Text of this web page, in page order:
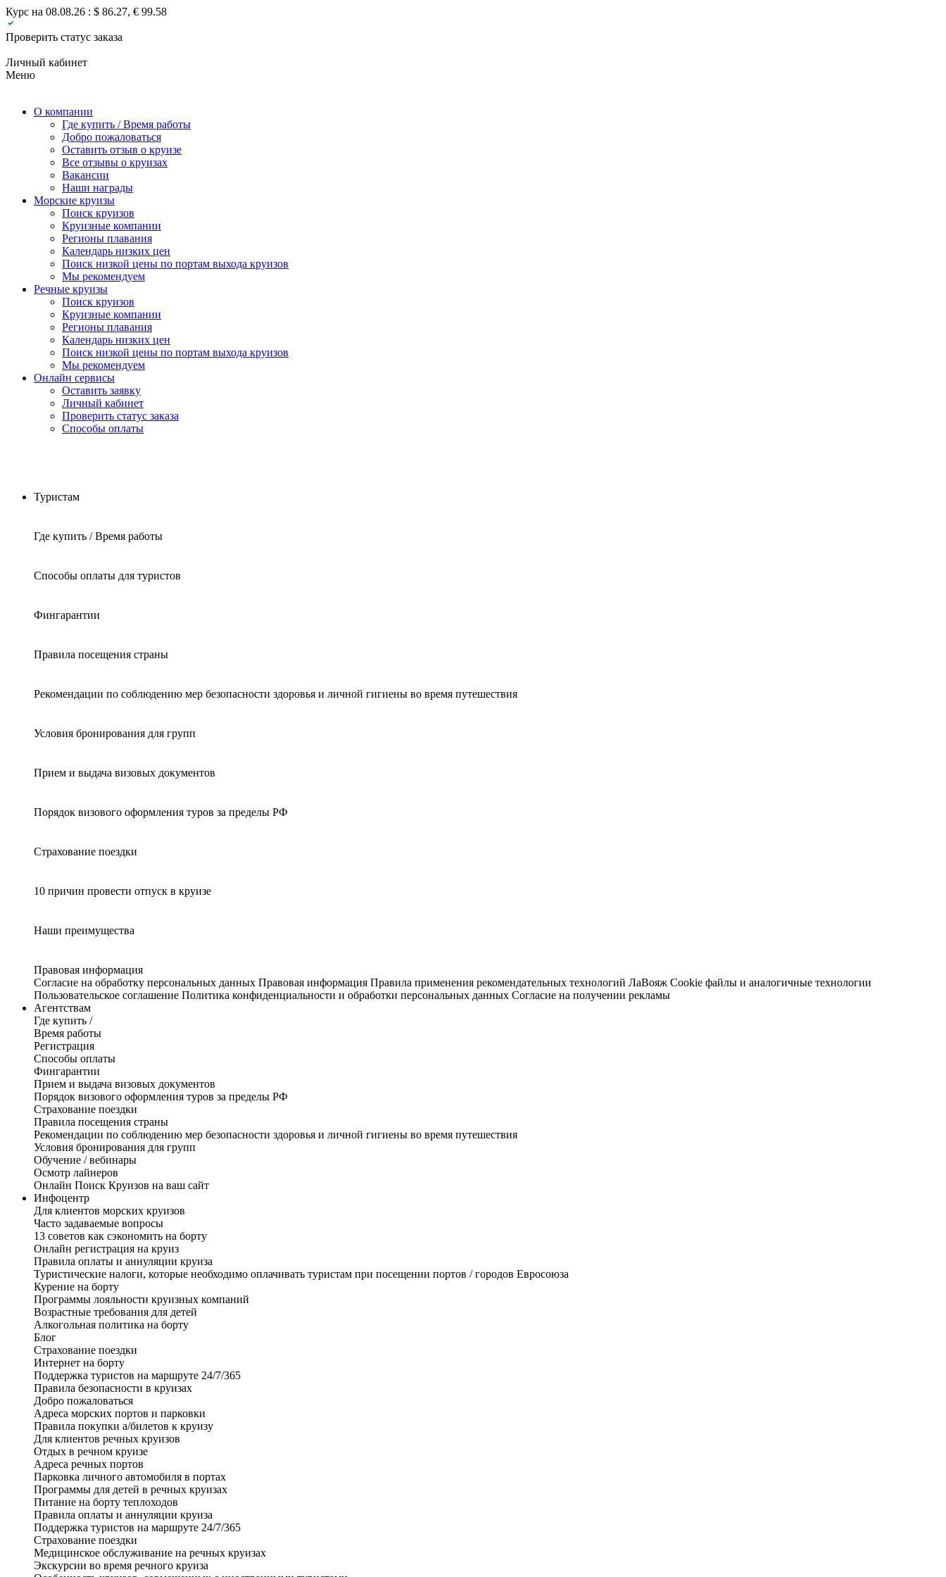
Курс на 08.08.26 : $ 86.27, € 99.58
Проверить статус заказа
Личный кабинет
Меню
О компании
Где купить / Время работы
Добро пожаловаться
Оставить отзыв о круизе
Все отзывы о круизах
Вакансии
Наши награды
Морские круизы
Поиск круизов
Круизные компании
Регионы плавания
Календарь низких цен
Поиск низкой цены по портам выхода круизов
Мы рекомендуем
Речные круизы
Поиск круизов
Круизные компании
Регионы плавания
Календарь низких цен
Поиск низкой цены по портам выхода круизов
Мы рекомендуем
Онлайн сервисы
Оставить заявку
Личный кабинет
Проверить статус заказа
Способы оплаты
Туристам
Где купить / Время работы
Способы оплаты для туристов
Фингарантии
Правила посещения страны
Рекомендации по соблюдению мер безопасности здоровья и личной гигиены во время путешествия
Условия бронирования для групп
Прием и выдача визовых документов
Порядок визового оформления туров за пределы РФ
Страхование поездки
10 причин провести отпуск в круизе
Наши преимущества
Правовая информация
Согласие на обработку персональных данных Правовая информация Правила применения рекомендательных технологий ЛаВояж Cookie файлы и аналогичные технологии
Пользовательское соглашение Политика конфиденциальности и обработки персональных данных Согласие на получении рекламы
Агентствам
Где купить /
Время работы
Регистрация
Способы оплаты
Фингарантии
Прием и выдача визовых документов
Порядок визового оформления туров за пределы РФ
Страхование поездки
Правила посещения страны
Рекомендации по соблюдению мер безопасности здоровья и личной гигиены во время путешествия
Условия бронирования для групп
Обучение / вебинары
Осмотр лайнеров
Онлайн Поиск Круизов на ваш сайт
Инфоцентр
Для клиентов морских круизов
Часто задаваемые вопросы
13 советов как сэкономить на борту
Онлайн регистрация на круиз
Правила оплаты и аннуляции круиза
Туристические налоги, которые необходимо оплачивать туристам при посещении портов / городов Евросоюза
Курение на борту
Программы лояльности круизных компаний
Возрастные требования для детей
Алкогольная политика на борту
Блог
Страхование поездки
Интернет на борту
Поддержка туристов на маршруте 24/7/365
Правила безопасности в круизах
Добро пожаловаться
Адреса морских портов и парковки
Правила покупки а/билетов к круизу
Для клиентов речных круизов
Отдых в речном круизе
Адреса речных портов
Парковка личного автомобиля в портах
Программы для детей в речных круизах
Питание на борту теплоходов
Правила оплаты и аннуляции круиза
Поддержка туристов на маршруте 24/7/365
Страхование поездки
Медицинское обслуживание на речных круизах
Экскурсии во время речного круиза